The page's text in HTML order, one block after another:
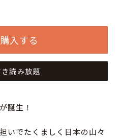
購入する
読み放題
誕生！
いでたくましく日本の山々